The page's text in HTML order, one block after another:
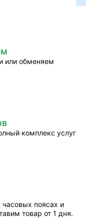
или обменяем
комплекс услуг
поясах и
товар от 1 дня.